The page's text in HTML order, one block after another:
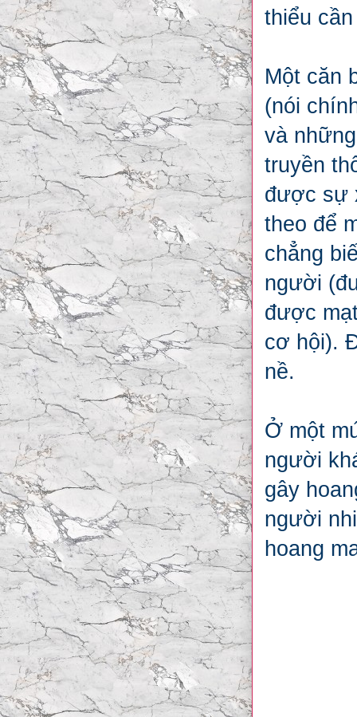
thiểu
Một căn
(nói
và
truyền
được sự
theo để
chẳng
người
được
cơ hội).
nề.
Ở một
người
gây
người
hoang